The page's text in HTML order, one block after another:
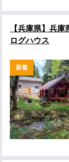
【兵庫県】兵
ログハウス
新着